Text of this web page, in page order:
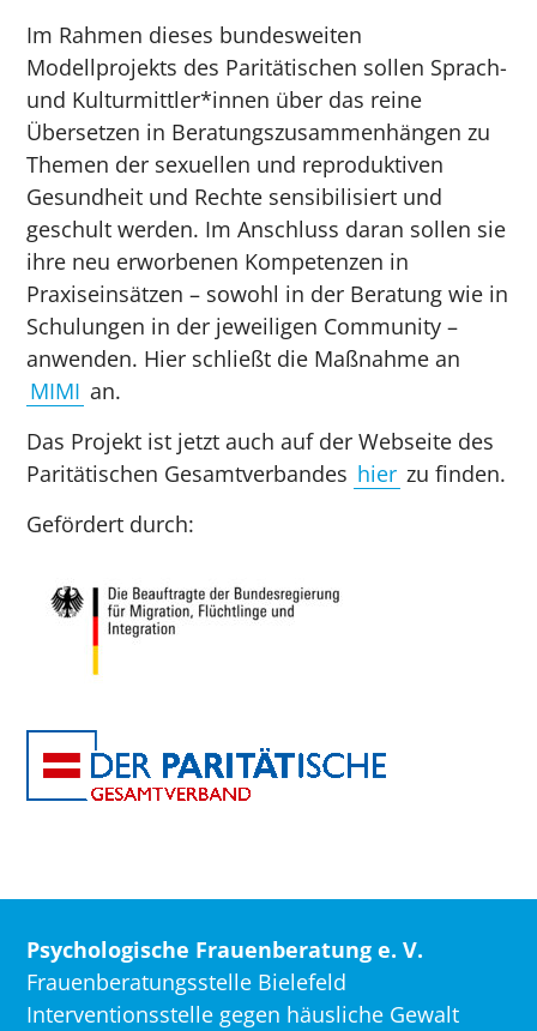
Im Rahmen dieses bundesweiten
Modellprojekts des Paritätischen sollen Sprach-
und Kulturmittler*innen über das reine
Übersetzen in Beratungszusammenhängen zu
Themen der sexuellen und reproduktiven
Gesundheit und Rechte sensibilisiert und
geschult werden. Im Anschluss daran sollen sie
ihre neu erworbenen Kompetenzen in
Praxiseinsätzen – sowohl in der Beratung wie in
Schulungen in der jeweiligen Community –
anwenden. Hier schließt die Maßnahme an
MIMI an.
Das Projekt ist jetzt auch auf der Webseite des
Paritätischen Gesamtverbandes hier zu finden.
Gefördert durch:
Psychologische Frauenberatung e. V.
Frauenberatungsstelle Bielefeld
Interventionsstelle gegen häusliche Gewalt